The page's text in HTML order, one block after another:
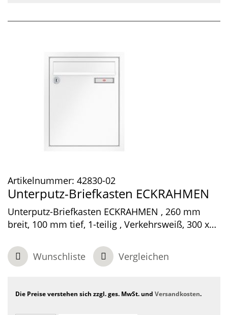
Artikelnummer: 42830-02
Unterputz-Briefkasten ECKRAHMEN
Unterputz-Briefkasten ECKRAHMEN , 260 mm
breit, 100 mm tief, 1-teilig , Verkehrsweiß, 300 x
Wunschliste
Vergleichen
Die Preise verstehen sich zzgl. ges. MwSt. und Versandkosten.